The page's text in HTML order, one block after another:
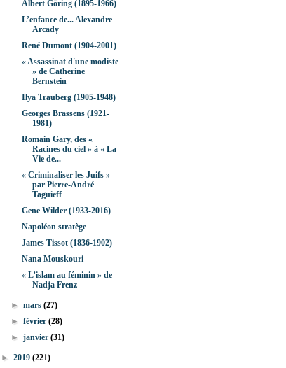
Albert Göring (1895-1966)
L’enfance de... Alexandre
Arcady
René Dumont (1904-2001)
« Assassinat d'une modiste
» de Catherine
Bernstein
Ilya Trauberg (1905-1948)
Georges Brassens (1921-
1981)
Romain Gary, des «
Racines du ciel » à « La
Vie de...
« Criminaliser les Juifs »
par Pierre-André
Taguieff
Gene Wilder (1933-2016)
Napoléon stratège
James Tissot (1836-1902)
Nana Mouskouri
« L’islam au féminin » de
Nadja Frenz
►mars(27)
►février(28)
►janvier(31)
► 2019 (221)